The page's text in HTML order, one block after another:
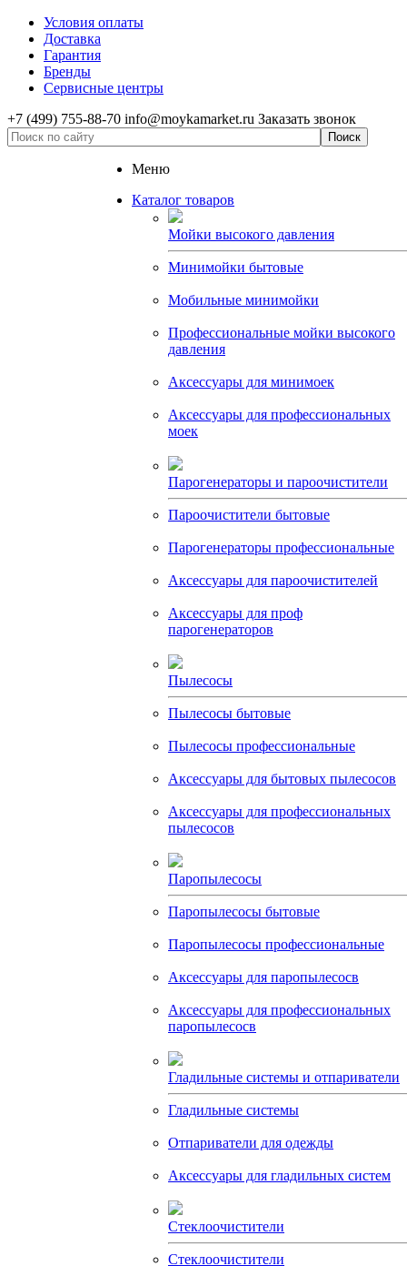
Условия оплаты
Доставка
Гарантия
Бренды
Сервисные центры
+7 (499) 755-88-70 info@moykamarket.ru Заказать звонок
Меню
Каталог товаров
Мойки высокого давления
Минимойки бытовые
Мобильные минимойки
Профессиональные мойки высокого
давления
Аксессуары для минимоек
Аксессуары для профессиональных
моек
Парогенераторы и пароочистители
Пароочистители бытовые
Парогенераторы профессиональные
Аксессуары для пароочистителей
Аксессуары для проф
парогенераторов
Пылесосы
Пылесосы бытовые
Пылесосы профессиональные
Аксессуары для бытовых пылесосов
Аксессуары для профессиональных
пылесосов
Паропылесосы
Паропылесосы бытовые
Паропылесосы профессиональные
Аксессуары для паропылесосв
Аксессуары для профессиональных
паропылесосв
Гладильные системы и отпариватели
Гладильные системы
Отпариватели для одежды
Аксессуары для гладильных систем
Стеклоочистители
Стеклоочистители